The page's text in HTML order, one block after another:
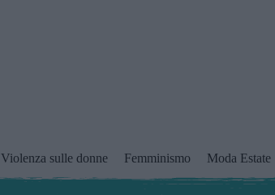
Violenza sulle donne Femminismo Moda Estate